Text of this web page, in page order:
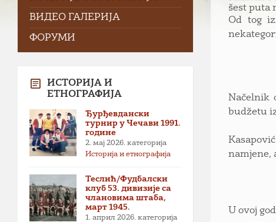
šest puta
Od tog
Načelnik
budžetu
namjene,
U ovoj
ВИДЕО ГАЛЕРИЈА
ФОРУМИ
ИСТОРИЈА И
ЕТНОГРАФИЈА
Ђурђевдански
турнир у Чечави 1991.
године
2. мај 2026. категорија
Историја и етнографија
Теслић/Фудбалски
клуб 53. дивизије са
члановима штаба,
март 1945.
1. април 2026. категорија